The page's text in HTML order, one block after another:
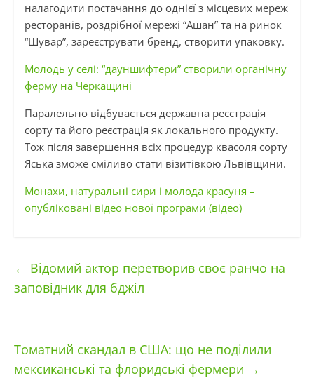
налагодити постачання до однієї з місцевих мереж
ресторанів, роздрібної мережі “Ашан” та на ринок
“Шувар”, зареєструвати бренд, створити упаковку.
Молодь у селі: “дауншифтери” створили органічну
ферму на Черкащині
Паралельно відбувається державна реєстрація
сорту та його реєстрація як локального продукту.
Тож після завершення всіх процедур квасоля сорту
Яська зможе сміливо стати візитівкою Львівщини.
Монахи, натуральні сири і молода красуня –
опубліковані відео нової програми (відео)
← Відомий актор перетворив своє ранчо на
заповідник для бджіл
Томатний скандал в США: що не поділили
мексиканські та флоридські фермери →